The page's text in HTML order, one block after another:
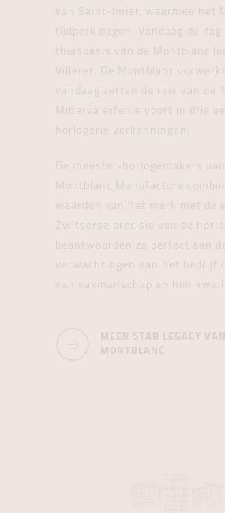
van Saint-Imier, waarmee het
tijdperk begon. Vandaag de dag
thuisbasis van de Montblanc
Villeret. De Montblanc
vandaag zetten de reis van de
Minerva erfenis voort in drie
horlogerie verkenningen:
De meester-horlogemakers van
Montblanc Manufacture
waarden van het merk met de
Zwitserse precisie van de
beantwoorden zo perfect aan de
verwachtingen van het bedrijf
van vakmanschap en hun
MEER STAR LEGACY
MONTBLANC